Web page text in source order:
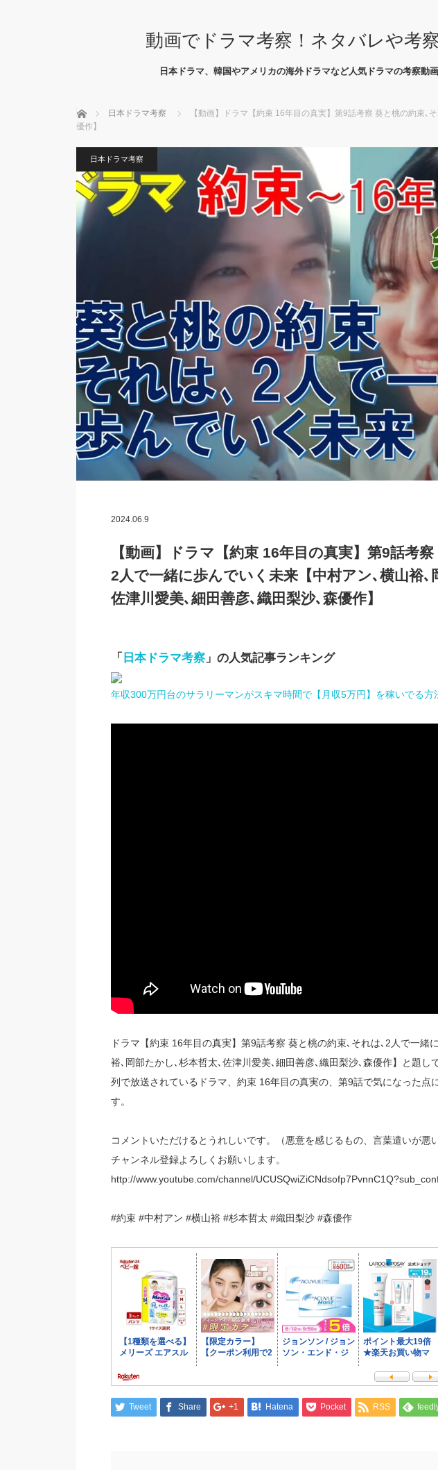
動画でドラマ考察！ネタバレや考
日本ドラマ、韓国やアメリカの海外ドラマなど人気ドラマの考察動
ホーム 日本ドラマ考察
【動画】ドラマ【約束 16年目の真実】第9話考察 葵と桃の約束､
優作】
日本ドラマ考察
2024.06.9
【動画】ドラマ【約束 16年目の真実】第9話考
2人で一緒に歩んでいく未来【中村アン､横山裕､
佐津川愛美､細田善彦､織田梨沙､森優作】
「 日本ドラマ考察」の人気記事ランキング
年収300万円台のサラリーマンがスキマ時間で【月収5万円】を稼いでる方
ドラマ【約束 16年目の真実】第9話考察 葵と桃の約束､それは､2人で一緒
裕､岡部たかし､杉本哲太､佐津川愛美､細田善彦､織田梨沙､森優作】と題し
列で放送されているドラマ、約束 16年目の真実の、第9話で気になった点
す。
コメントいただけるとうれしいです。（悪意を感じるもの、言葉遣いが悪
チャンネル登録よろしくお願いします。
http://www.youtube.com/channel/
#約束 #中村アン #横山裕 #杉本哲太 #織田梨沙 #森優作
Tweet Share +1 Hatena Pocket RSS